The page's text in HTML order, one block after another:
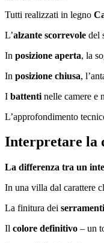
Tutti realizzati in legno
L’alzante scorrevole del
In posizione aperta, la
In posizione chiusa,
I battenti nelle camere e
L’approfondimento
Interpretare la
La differenza tra un
In una villa dal carattere
La finitura dei serramenti
Il colore definitivo – un